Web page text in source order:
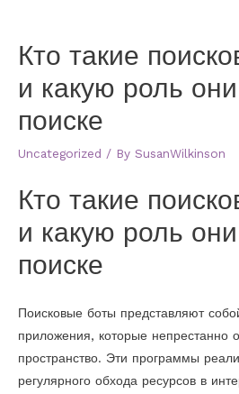
Кто такие
и какую роль
поиске
Uncategorized / By SusanWilkinson
Кто такие
и какую роль
поиске
Поисковые боты представляют
приложения, которые непрестанно
пространство. Эти программы
регулярного обхода ресурсов в